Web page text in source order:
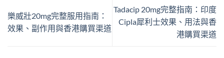
樂威壯20mg完整服用指南：
效果、副作用與香港購買渠道
Tadacip 20mg完整指南：印度
Cipla犀利士效果、用法與香
港購買渠道